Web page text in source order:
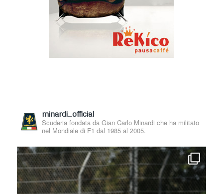
minardi_official
Scuderia fondata da Gian Carlo Minardi che ha militato
nel Mondiale di F1 dal 1985 al 2005.